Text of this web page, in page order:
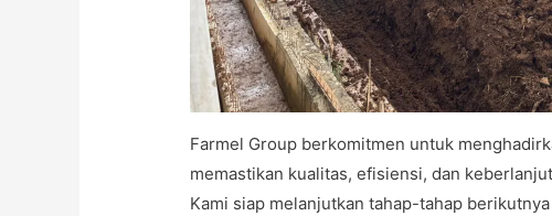
Farmel Group berkomitmen untuk
memastikan kualitas, efisiensi, dan
Kami siap melanjutkan tahap-tahap